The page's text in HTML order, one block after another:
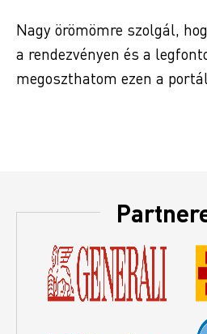
Nagy örömömre szolgál,
a rendezvényen és a
megoszthatom ezen a